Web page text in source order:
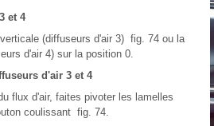
et 4
(diffuseurs d'air 3) fig. 74 ou la
d'air 4) sur la position 0.
d'air 3 et 4
flux d'air, faites pivoter les lamelles
coulissant fig. 74.